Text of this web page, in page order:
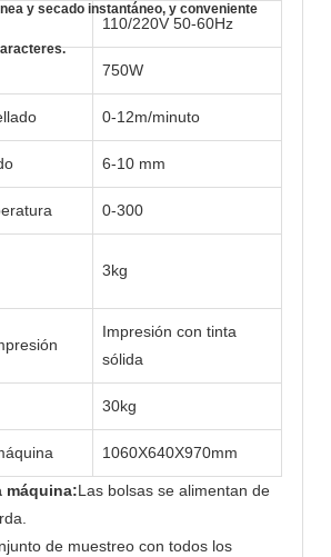
y secado instantáneo, y conveniente
110/220V 50-60Hz
750W
0-12m/minuto
6-10 mm
0-300
3kg
Impresión con tinta
sólida
30kg
1060X640X970mm
máquina:Las bolsas se alimentan de
de muestreo con todos los